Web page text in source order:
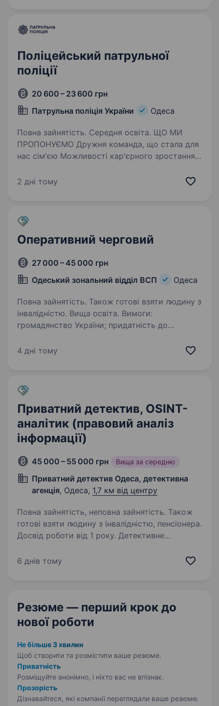
Поліцейський патрульної
поліції
20 600 – 23 600 грн
Патрульна поліція України
Одеса
Повна зайнятість. Середня освіта. ЩО МИ
ПРОПОНУЄМО Дружня команда, що стала для
нас сім'єю Можливості кар'єрного зростання
структурі з професійним підходом
2 дні тому
Оперативний черговий
27 000 – 45 000 грн
Одеський зональний відділ ВСП
Одеса
Повна зайнятість. Також готові взяти людину з
інвалідністю. Вища освіта. Вимоги:
громадянство України; придатність до
відповідальність, дисциплінованість
військової…
4 дні тому
Приватний детектив, OSINT-
аналітик (правовий аналіз
інформації)
45 000 – 55 000 грн Вища за середню
Приватний детектив Одеса, детективна
агенція, Одеса, 1,7 км від центру
Повна зайнятість, неповна зайнятість. Також
готові взяти людину з інвалідністю, пенсіонера.
Досвід роботи від 1 року. Детективне
запрошує до співпраці приватного детектива
6 днів тому
Резюме — перший крок до
нової роботи
Не більше 3 хвилин
Щоб створити та розмістити ваше резюме.
Приватність
Розміщуйте анонімно, і ніхто вас не впізнає.
Прозорість
Дізнавайтеся, які компанії переглядали ваше резюме.